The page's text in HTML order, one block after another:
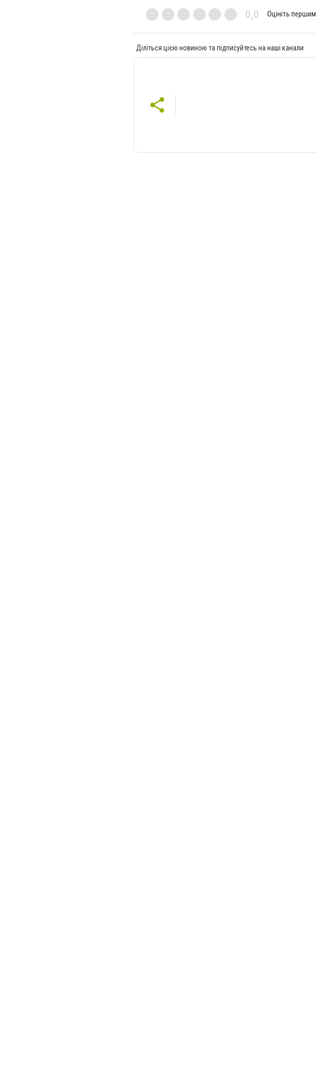
0,0 Оцініть першим
Діліться цією новиною та підписуйтесь на наші канали